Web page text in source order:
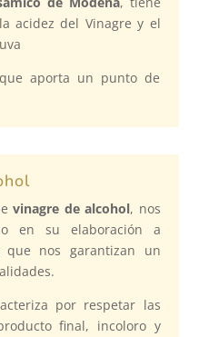
acidez del Vinagre y el
aporta un punto de
vinagre de alcohol, nos
en su elaboración a
que nos garantizan un
por respetar las
final, incoloro y